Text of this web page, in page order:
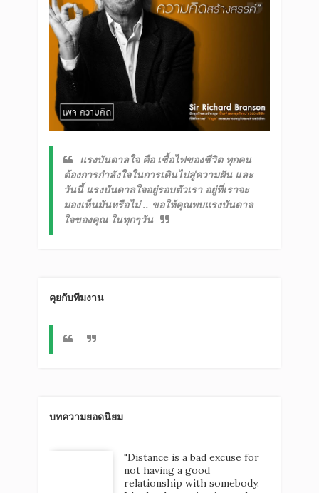
แรงบันดาลใจ คือ เชื้อไฟของชีวิต ทุกคน
ต้องการกำลังใจในการเดินไปสู่ความฝัน และ
วันนี้ แรงบันดาลใจอยู่รอบตัวเรา อยู่ที่เราจะ
มองเห็นมันหรือไม่.. ขอให้คุณพบแรงบันดาล
ใจของคุณ ในทุกๆวัน
คุยกับทีมงาน
บทความยอดนิยม
"Distance is a bad excuse for
not having a good
relationship with somebody.